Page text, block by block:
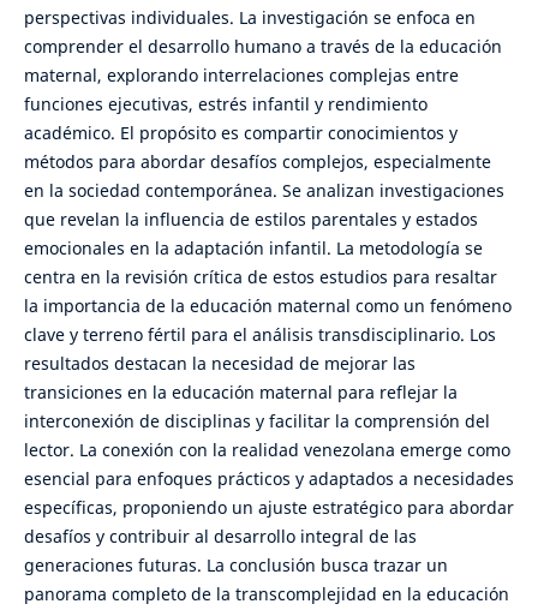
perspectivas individuales. La investigación se enfoca en
comprender el desarrollo humano a través de la educación
maternal, explorando interrelaciones complejas entre
funciones ejecutivas, estrés infantil y rendimiento
académico. El propósito es compartir conocimientos y
métodos para abordar desafíos complejos, especialmente
en la sociedad contemporánea. Se analizan investigaciones
que revelan la influencia de estilos parentales y estados
emocionales en la adaptación infantil. La metodología se
centra en la revisión crítica de estos estudios para resaltar
la importancia de la educación maternal como un fenómeno
clave y terreno fértil para el análisis transdisciplinario. Los
resultados destacan la necesidad de mejorar las
transiciones en la educación maternal para reflejar la
interconexión de disciplinas y facilitar la comprensión del
lector. La conexión con la realidad venezolana emerge como
esencial para enfoques prácticos y adaptados a necesidades
específicas, proponiendo un ajuste estratégico para abordar
desafíos y contribuir al desarrollo integral de las
generaciones futuras. La conclusión busca trazar un
panorama completo de la transcomplejidad en la educación